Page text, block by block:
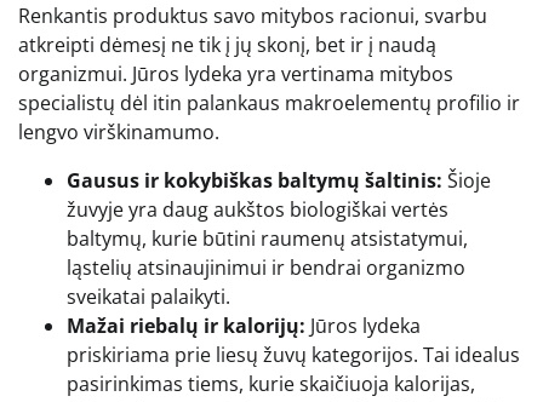
Renkantis produktus savo mitybos racionui, svarbu
atkreipti dėmesį ne tik į jų skonį, bet ir į naudą
organizmui. Jūros lydeka yra vertinama mitybos
specialistų dėl itin palankaus makroelementų profilio ir
lengvo virškinamumo.
Gausus ir kokybiškas baltymų šaltinis: Šioje
žuvyje yra daug aukštos biologiškai vertės
baltymų, kurie būtini raumenų atsistatymui,
ląstelių atsinaujinimui ir bendrai organizmo
sveikatai palaikyti.
Mažai riebalų ir kalorijų: Jūros lydeka
priskiriama prie liesų žuvų kategorijos. Tai idealus
pasirinkimas tiems, kurie skaičiuoja kalorijas,